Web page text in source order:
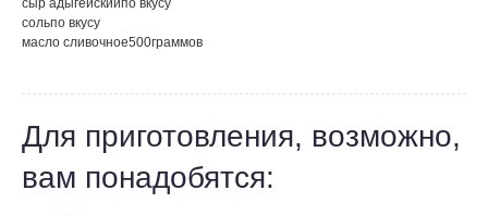
сыр адыгейскийпо вкусу
сольпо вкусу
масло сливочное500граммов
Для приготовления, возможно,
вам понадобятся: